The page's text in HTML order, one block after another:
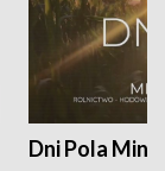
Dni Pola